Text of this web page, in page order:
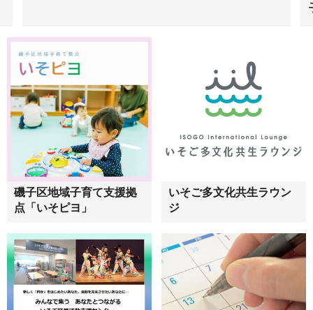
磯子区地域子育て支援拠
点「いそピヨ」
いそご多文化共生ラウン
ジ